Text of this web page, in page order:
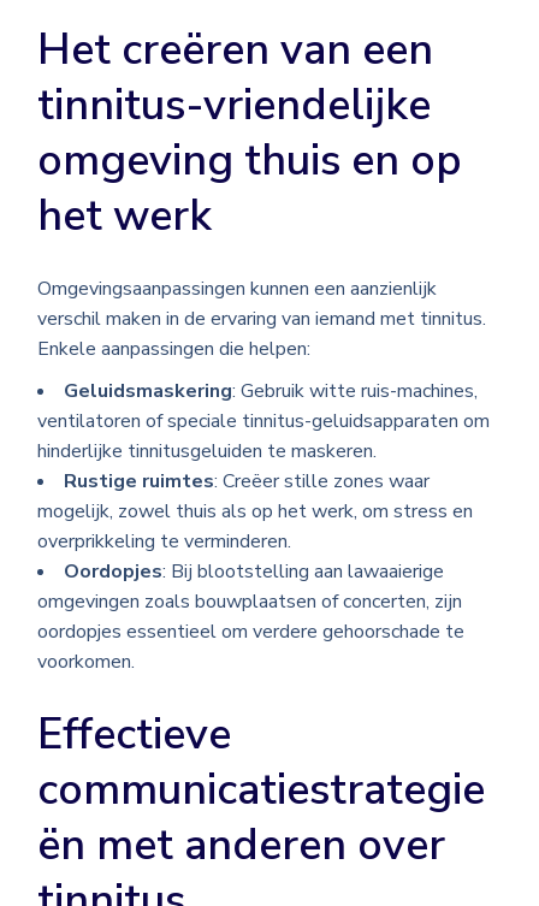
Het creëren van een
tinnitus-vriendelijke
omgeving thuis en op
het werk
Omgevingsaanpassingen kunnen een aanzienlijk
verschil maken in de ervaring van iemand met tinnitus.
Enkele aanpassingen die helpen:
Geluidsmaskering: Gebruik witte ruis-machines,
ventilatoren of speciale tinnitus-geluidsapparaten om
hinderlijke tinnitusgeluiden te maskeren.
Rustige ruimtes: Creëer stille zones waar
mogelijk, zowel thuis als op het werk, om stress en
overprikkeling te verminderen.
Oordopjes: Bij blootstelling aan lawaaierige
omgevingen zoals bouwplaatsen of concerten, zijn
oordopjes essentieel om verdere gehoorschade te
voorkomen.
Effectieve
communicatiestrategie
ën met anderen over